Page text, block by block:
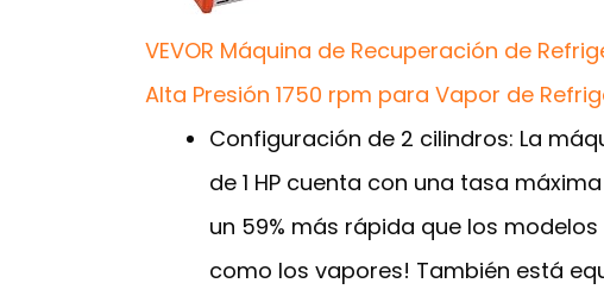
VEVOR Máquina de Recuperación de
Alta Presión 1750 rpm para Vapor de
Configuración de 2 cilindros: La
de 1 HP cuenta con una tasa
un 59% más rápida que los
como los vapores! También está